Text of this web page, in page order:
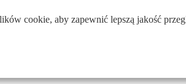
cookie, aby zapewnić lepszą jakość